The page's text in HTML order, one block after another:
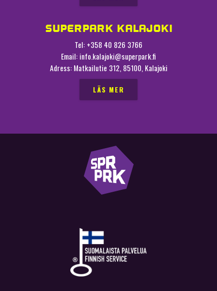
SUPERPARK KALAJOKI
Tel: +358 40 826 3766
Email: info.kalajoki@superpark.fi
Adress: Matkailutie 312, 85100, Kalajoki
LÄS MER